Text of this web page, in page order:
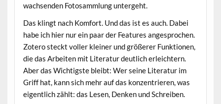
wachsenden Fotosammlung untergeht.
Das klingt nach Komfort. Und das ist es auch. Dabei
habe ich hier nur ein paar der Features angesprochen.
Zotero steckt voller kleiner und größerer Funktionen,
die das Arbeiten mit Literatur deutlich erleichtern.
Aber das Wichtigste bleibt: Wer seine Literatur im
Griff hat, kann sich mehr auf das konzentrieren, was
eigentlich zählt: das Lesen, Denken und Schreiben.